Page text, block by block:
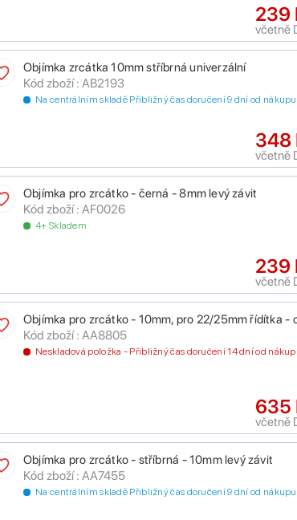
239
včetně
Objímka zrcátka 10mm stříbrná univerzální
Kód zboží : AB2193
Na centrálním skladě Přibližný čas doručení 9 dní od nákupu
348
včetně
Objímka pro zrcátko - černá - 8mm levý závit
Kód zboží : AF0026
4+ Skladem
239
včetně
Objímka pro zrcátko - 10mm, pro 22/25mm řídítka -
Kód zboží : AA8805
Neskladová položka - Přibližný čas doručení 14 dní od
635
včetně
Objímka pro zrcátko - stříbrná - 10mm levý závit
Kód zboží : AA7455
Na centrálním skladě Přibližný čas doručení 9 dní od nákupu